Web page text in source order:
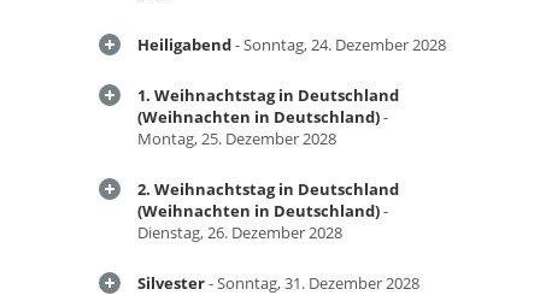
Heiligabend- Sonntag, 24. Dezember 2028
1. Weihnachtstag in Deutschland
(Weihnachten in Deutschland)-
Montag, 25. Dezember 2028
2. Weihnachtstag in Deutschland
(Weihnachten in Deutschland)-
Dienstag, 26. Dezember 2028
Silvester- Sonntag, 31. Dezember 2028